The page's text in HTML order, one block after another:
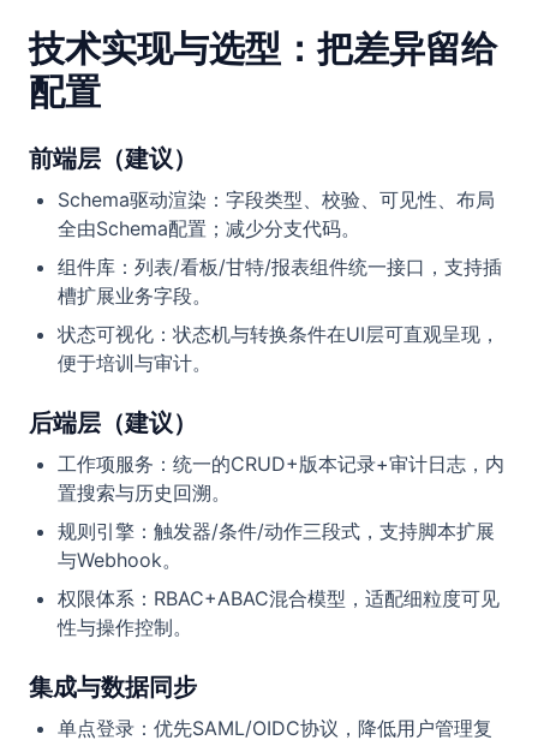
技术实现与选型：把差异留给
配置
前端层（建议）
Schema驱动渲染：字段类型、校验、可见性、布局
全由Schema配置；减少分支代码。
组件库：列表/看板/甘特/报表组件统一接口，支持插
槽扩展业务字段。
状态可视化：状态机与转换条件在UI层可直观呈现，
便于培训与审计。
后端层（建议）
工作项服务：统一的CRUD+版本记录+审计日志，内
置搜索与历史回溯。
规则引擎：触发器/条件/动作三段式，支持脚本扩展
与Webhook。
权限体系：RBAC+ABAC混合模型，适配细粒度可见
性与操作控制。
集成与数据同步
单点登录：优先SAML/OIDC协议，降低用户管理复